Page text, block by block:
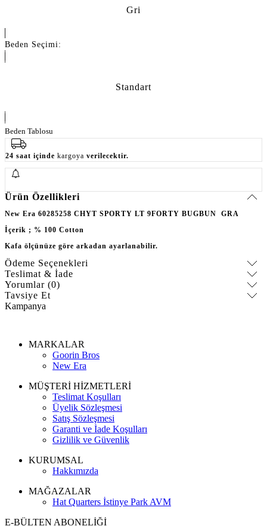
Gri
Beden Seçimi:
Standart
Beden Tablosu
24 saat içinde kargoya verilecektir.
Ürün Özellikleri
New Era 60285258 CHYT SPORTY LT 9FORTY BUGBUN GRA
İçerik ; % 100 Cotton
Kafa ölçünüze göre arkadan ayarlanabilir.
Ödeme Seçenekleri
Teslimat & İade
Yorumlar (0)
Tavsiye Et
Kampanya
MARKALAR
Goorin Bros
New Era
MÜŞTERİ HİZMETLERİ
Teslimat Koşulları
Üyelik Sözleşmesi
Satış Sözleşmesi
Garanti ve İade Koşulları
Gizlilik ve Güvenlik
KURUMSAL
Hakkımızda
MAĞAZALAR
Hat Quarters İstinye Park AVM
E-BÜLTEN ABONELİĞİ